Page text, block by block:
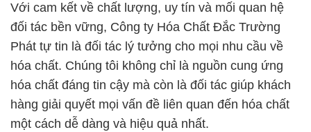
Với cam kết về chất lượng, uy tín và mối quan hệ
đối tác bền vững, Công ty Hóa Chất Đắc Trường
Phát tự tin là đối tác lý tưởng cho mọi nhu cầu về
hóa chất. Chúng tôi không chỉ là nguồn cung ứng
hóa chất đáng tin cậy mà còn là đối tác giúp khách
hàng giải quyết mọi vấn đề liên quan đến hóa chất
một cách dễ dàng và hiệu quả nhất.